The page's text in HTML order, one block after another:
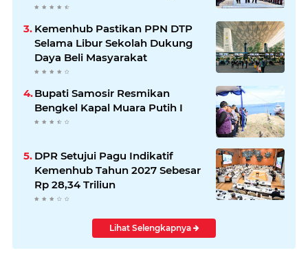
Indonesia–Jerman
Kemenhub Pastikan PPN DTP
Selama Libur Sekolah Dukung
Daya Beli Masyarakat
Bupati Samosir Resmikan
Bengkel Kapal Muara Putih I
DPR Setujui Pagu Indikatif
Kemenhub Tahun 2027 Sebesar
Rp 28,34 Triliun
Lihat Selengkapnya